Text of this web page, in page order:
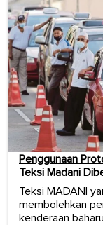
Penggunaan
Teksi Madani
Teksi MADANI
membolehkan
kenderaan